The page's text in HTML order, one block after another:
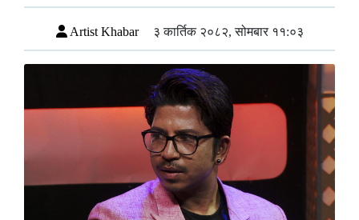
Artist Khabar ३ कार्तिक २०८२, सोमबार ११:०३